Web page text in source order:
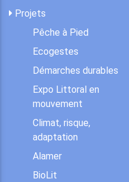
Projets
Pêche à Pied
Ecogestes
Démarches durables
Expo Littoral en
mouvement
Climat, risque,
adaptation
Alamer
BioLit